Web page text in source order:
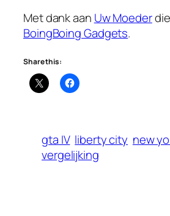
Met dank aan Uw Moeder
BoingBoing Gadgets.
Share this:
gta IV liberty city new
vergelijking